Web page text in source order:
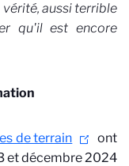
aussi terrible
qu'il est encore
de terrain
ont
et décembre 2024